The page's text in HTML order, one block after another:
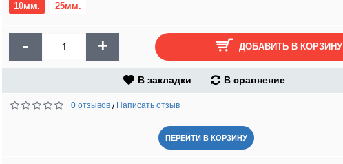
10мм.
25мм.
- + ДОБАВИТЬ В КОРЗИНУ
В закладки В сравнение
0 отзывов / Написать отзыв
ПЕРЕЙТИ В КОРЗИНУ